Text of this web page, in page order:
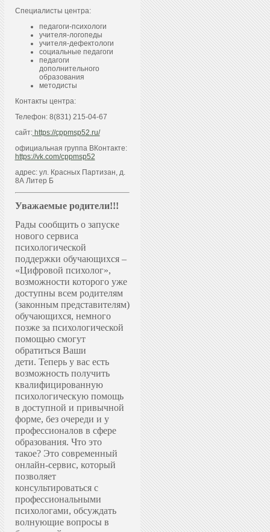
Специалисты центра:
педагоги-психологи
учителя-логопеды
учителя-дефектологи
социальные педагоги
педагоги
дополнительного
образования
методисты
Контакты центра:
Телефон: 8(831) 215-04-67
сайт: https://cppmsp52.ru/
официальная группа ВКонтакте:
https://vk.com/cppmsp52
адрес: ул. Красных Партизан, д.
8А Литер Б
Уважаемые родители!!!
Рады сообщить о запуске
нового сервиса
психологической
поддержки обучающихся –
«Цифровой психолог»,
возможности которого уже
доступны всем родителям
(законным представителям)
обучающихся, немного
позже за психологической
помощью смогут
обратиться Ваши
дети. Теперь у вас есть
возможность получить
квалифицированную
психологическую помощь
в доступной и привычной
форме, без очереди и у
профессионалов в сфере
образования. Что это
такое? Это современный
онлайн-сервис, который
позволяет
консультироваться с
профессиональными
психологами, обсуждать
волнующие вопросы в